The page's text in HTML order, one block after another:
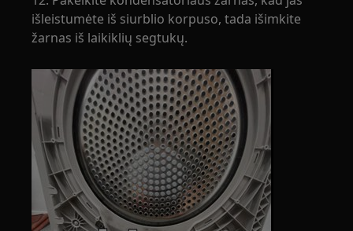
išleistumėte iš siurblio korpuso, tada išimkite
žarnas iš laikiklių segtukų.